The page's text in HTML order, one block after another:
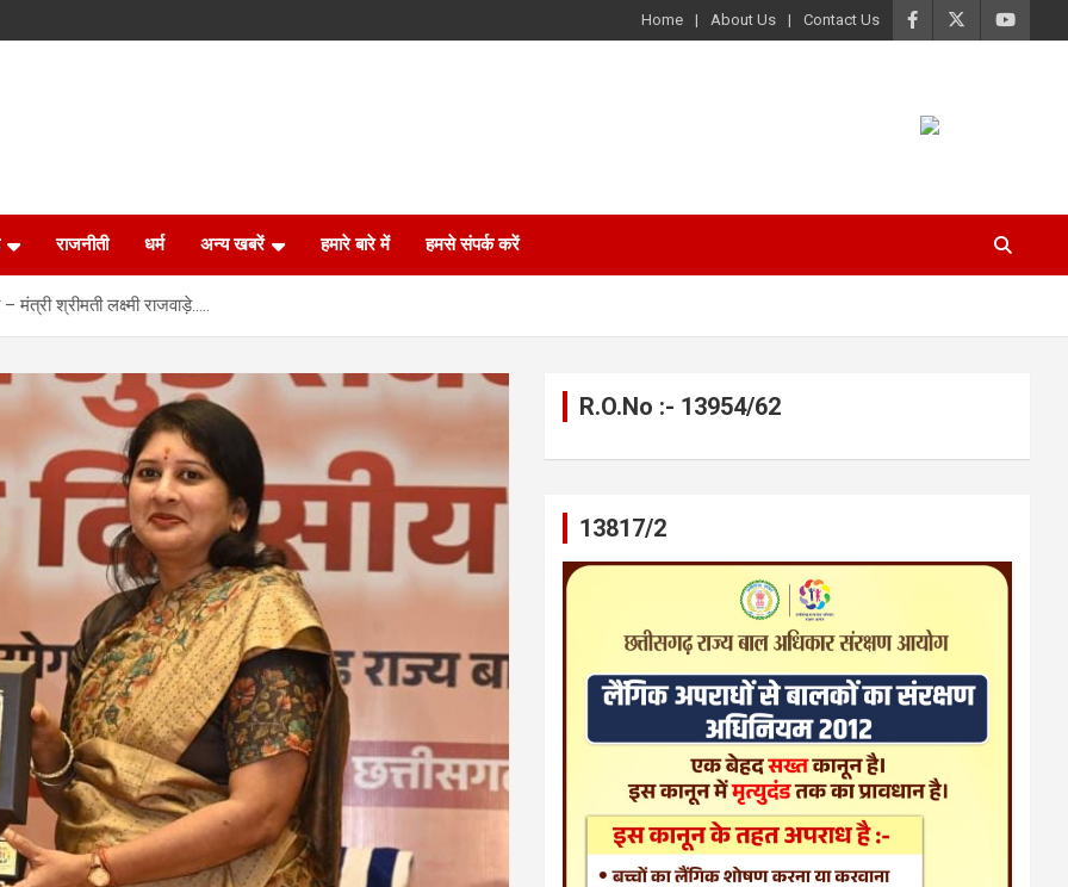
Home About Us Contact Us
राजनीती धर्म अन्य खबरें हमारे बारे में हमसे संपर्क करें
मंत्री श्रीमती लक्ष्मी राजवाड़े…..
R.O.No :- 13954/62
13817/2